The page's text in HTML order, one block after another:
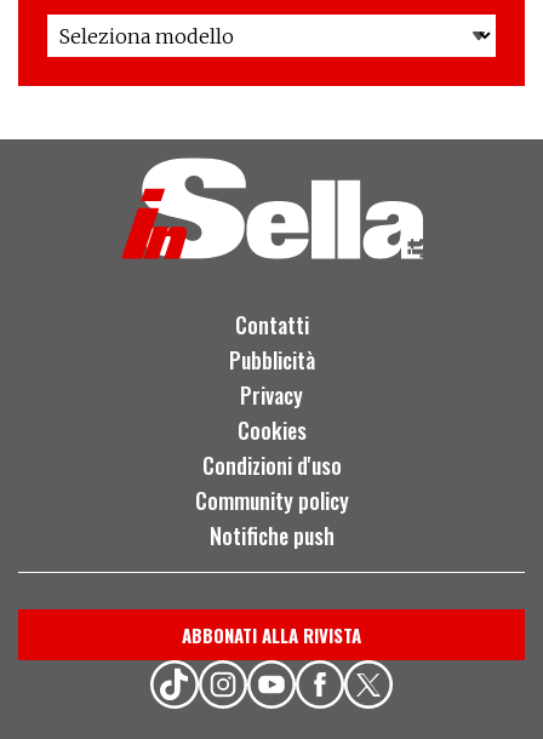
Contatti
Pubblicità
Privacy
Cookies
Condizioni d'uso
Community policy
Notifiche push
ABBONATI ALLA RIVISTA